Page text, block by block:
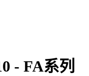
- FA系列